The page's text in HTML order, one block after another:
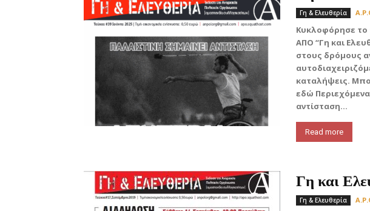
Γη & Ελευθερία
Κυκλοφόρησε το
ΑΠΟ “Γη και
στους δρόμους
καταλήψεις.
εδώ Περιεχόμενα
αντίσταση...
Read more
Γη και
Γη & Ελευθερία